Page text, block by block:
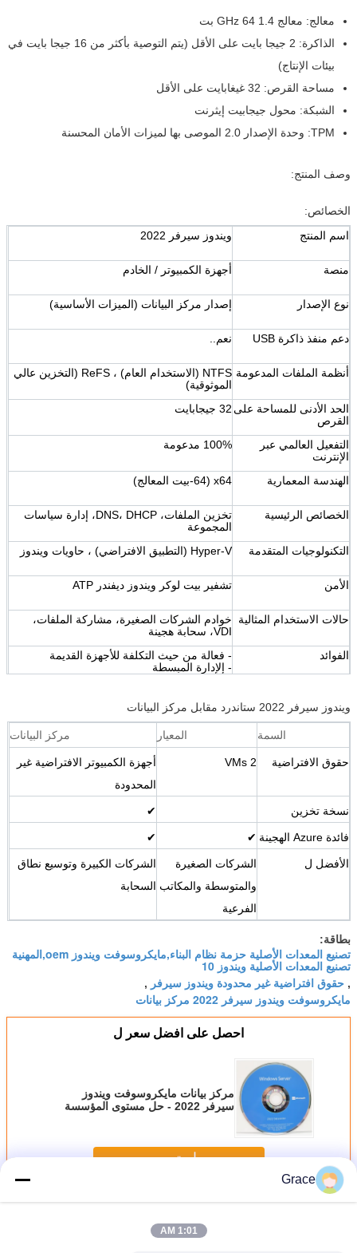
معالج: معالج 1.4 GHz 64 بت
الذاكرة: 2 جيجا بايت على الأقل (يتم التوصية بأكثر من 16 جيجا بايت في
بيئات الإنتاج)
مساحة القرص: 32 غيغابايت على الأقل
الشبكة: محول جيجابيت إيثرنت
TPM: وحدة الإصدار 2.0 الموصى بها لميزات الأمان المحسنة
وصف المنتج:
الخصائص:
اسم المنتج
ويندوز سيرفر 2022
منصة أجهزة الكمبيوتر / الخادم
نوع الإصدار إصدار مركز البيانات (الميزات الأساسية)
دعم منفذ ذاكرة USB نعم..
أنظمة الملفات المدعومة
NTFS (الاستخدام العام) ، ReFS (التخزين عالي
الموثوقية)
الحد الأدنى للمساحة على
القرص
32 جيجابايت
التفعيل العالمي عبر
الإنترنت
100% مدعومة
الهندسة المعمارية x64 (64-بيت المعالج)
الخصائص الرئيسية
تخزين الملفات، DNS، DHCP، إدارة سياسات
المجموعة
التكنولوجيات المتقدمة
Hyper-V (التطبيق الافتراضي) ، حاويات ويندوز
الأمن تشفير بيت لوكر ويندوز ديفندر ATP
حالات الاستخدام المثالية
خوادم الشركات الصغيرة، مشاركة الملفات،
VDI، سحابة هجينة
الفوائد
- فعالة من حيث التكلفة للأجهزة القديمة
- الإدارة المبسطة
ويندوز سيرفر 2022 ستاندرد مقابل مركز البيانات
السمة المعيار مركز البيانات
حقوق الافتراضية 2 VMs
أجهزة الكمبيوتر الافتراضية غير
المحدودة
نسخة تخزين ✔
فائدة Azure الهجينة ✔
✔
الأفضل ل
الشركات الصغيرة
والمتوسطة والمكاتب
الفرعية
الشركات الكبيرة وتوسيع نطاق
السحابة
بطاقة:
تصنيع المعدات الأصلية حزمة نظام البناء,مايكروسوفت ويندوز oem,المهنية
تصنيع المعدات الأصلية ويندوز 10
, حقوق افتراضية غير محدودة ويندوز سيرفر ,
مايكروسوفت ويندوز سيرفر 2022 مركز بيانات
احصل على افضل سعر ل
مركز بيانات مايكروسوفت ويندوز
سيرفر 2022 - حل مستوى المؤسسة
استمر
أكثرويندوز سيرفر 2022
Grace
1:01 AM